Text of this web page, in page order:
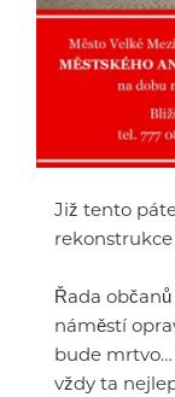
Již tento
Řada
náměstí
bude mrtvo…
vždy ta